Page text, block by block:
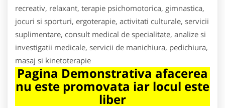
recreativ, relaxant, terapie psichomotorica, gimnastica,
jocuri si sporturi, ergoterapie, activitati culturale, servicii
suplimentare, consult medical de specialitate, analize si
investigatii medicale, servicii de manichiura, pedichiura,
masaj si kinetoterapie
Pagina Demonstrativa afacerea
nu este promovata iar locul este
liber